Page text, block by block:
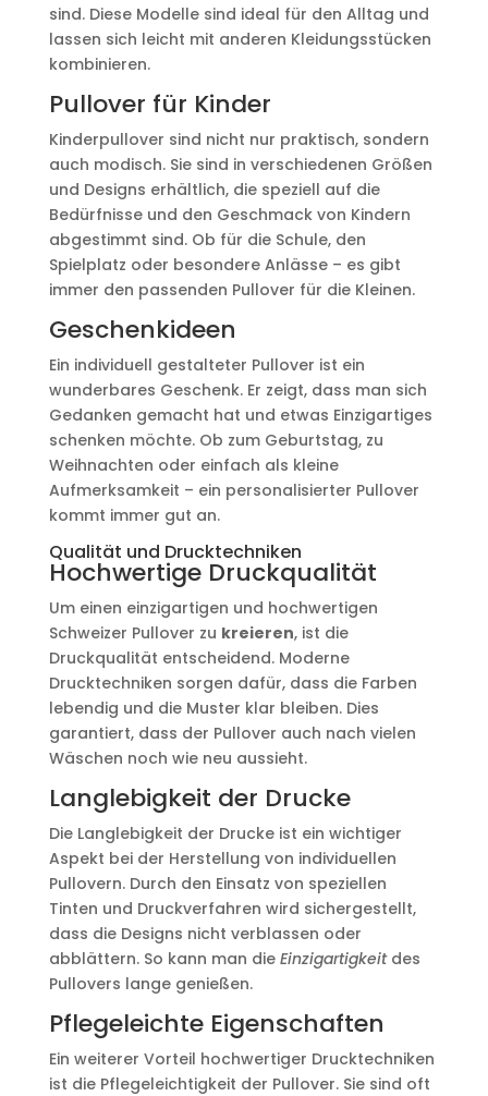
sind. Diese Modelle sind ideal für den Alltag und
lassen sich leicht mit anderen Kleidungsstücken
kombinieren.
Pullover für Kinder
Kinderpullover sind nicht nur praktisch, sondern
auch modisch. Sie sind in verschiedenen Größen
und Designs erhältlich, die speziell auf die
Bedürfnisse und den Geschmack von Kindern
abgestimmt sind. Ob für die Schule, den
Spielplatz oder besondere Anlässe – es gibt
immer den passenden Pullover für die Kleinen.
Geschenkideen
Ein individuell gestalteter Pullover ist ein
wunderbares Geschenk. Er zeigt, dass man sich
Gedanken gemacht hat und etwas Einzigartiges
schenken möchte. Ob zum Geburtstag, zu
Weihnachten oder einfach als kleine
Aufmerksamkeit – ein personalisierter Pullover
kommt immer gut an.
Qualität und Drucktechniken
Hochwertige Druckqualität
Um einen einzigartigen und hochwertigen
Schweizer Pullover zu kreieren, ist die
Druckqualität entscheidend. Moderne
Drucktechniken sorgen dafür, dass die Farben
lebendig und die Muster klar bleiben. Dies
garantiert, dass der Pullover auch nach vielen
Wäschen noch wie neu aussieht.
Langlebigkeit der Drucke
Die Langlebigkeit der Drucke ist ein wichtiger
Aspekt bei der Herstellung von individuellen
Pullovern. Durch den Einsatz von speziellen
Tinten und Druckverfahren wird sichergestellt,
dass die Designs nicht verblassen oder
abblättern. So kann man die Einzigartigkeitdes
Pullovers lange genießen.
Pflegeleichte Eigenschaften
Ein weiterer Vorteil hochwertiger Drucktechniken
ist die Pflegeleichtigkeit der Pullover. Sie sind oft